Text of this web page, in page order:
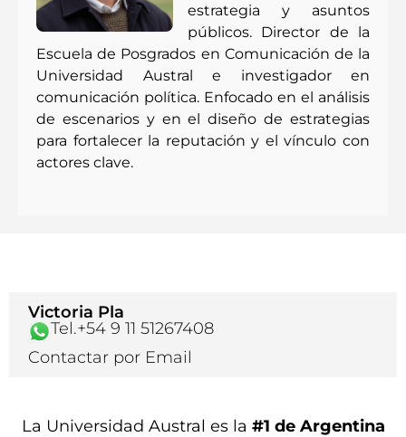
estrategia y asuntos
públicos. Director de la
Escuela de Posgrados en Comunicación de la
Universidad Austral e investigador en
comunicación política. Enfocado en el análisis
de escenarios y en el diseño de estrategias
para fortalecer la reputación y el vínculo con
actores clave.
Victoria Pla
Tel.+54 9 11 51267408
Contactar por Email
La Universidad Austral es la #1 de Argentina